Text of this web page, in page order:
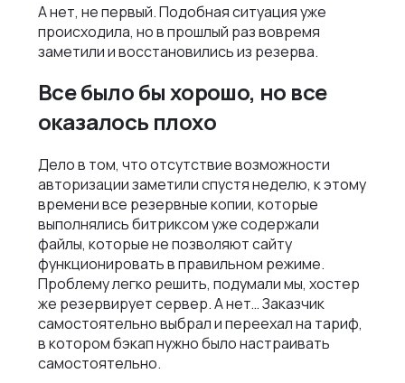
А нет, не первый. Подобная ситуация уже
происходила, но в прошлый раз вовремя
заметили и восстановились из резерва.
Все было бы хорошо, но все
оказалось плохо
Дело в том, что отсутствие возможности
авторизации заметили спустя неделю, к этому
времени все резервные копии, которые
выполнялись битриксом уже содержали
файлы, которые не позволяют сайту
функционировать в правильном режиме.
Проблему легко решить, подумали мы, хостер
же резервирует сервер. А нет… Заказчик
самостоятельно выбрал и переехал на тариф,
в котором бэкап нужно было настраивать
самостоятельно.